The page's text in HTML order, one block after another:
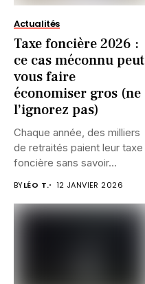
Actualités
Taxe foncière 2026 :
ce cas méconnu peut
vous faire
économiser gros (ne
l’ignorez pas)
Chaque année, des milliers
de retraités paient leur taxe
foncière sans savoir...
BYLÉO T. 12 JANVIER 2026